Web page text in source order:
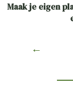
Maak je eigen
←